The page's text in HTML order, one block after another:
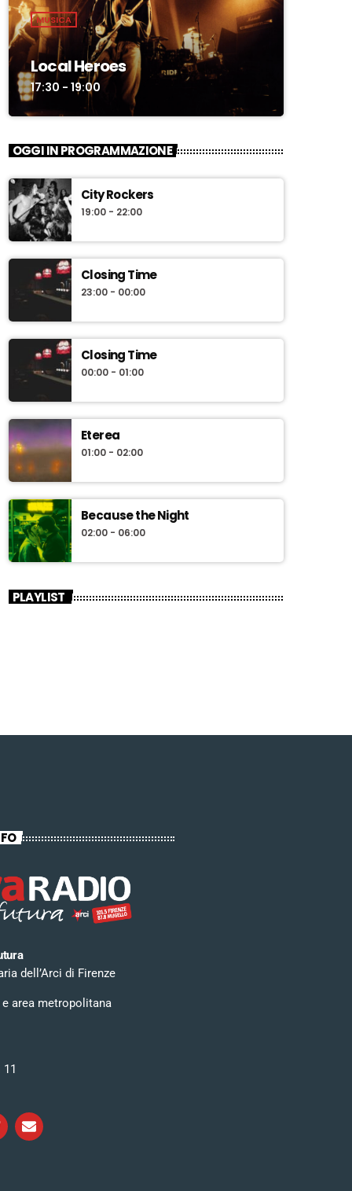
MUSICA
Local Heroes
17:30 - 19:00
OGGI IN PROGRAMMAZIONE
City Rockers
19:00 - 22:00
Closing Time
23:00 - 00:00
Closing Time
00:00 - 01:00
Eterea
01:00 - 02:00
Because the Night
02:00 - 06:00
PLAYLIST
dell’Arci di Firenze
e area metropolitana
11